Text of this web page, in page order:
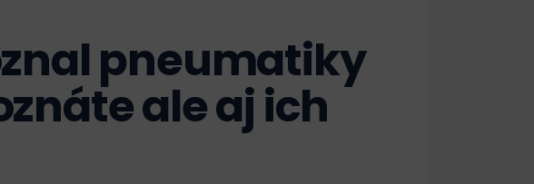
pneumatiky
ale aj ich